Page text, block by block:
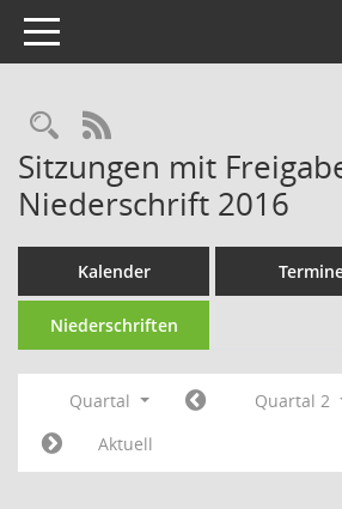
Toggle navigation
Rechercheauswahl
RSS-Feed
Sitzungen mit
Niederschrift 2016
Kalender
Niederschriften
Quartal Quartal 2
Aktuell